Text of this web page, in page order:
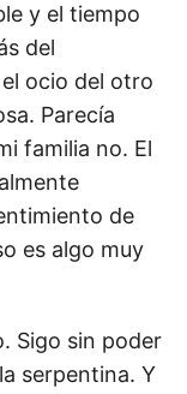
y el tiempo
del
ocio del otro
Parecía
familia no. El
de
es algo muy
Sigo sin poder
serpentina. Y